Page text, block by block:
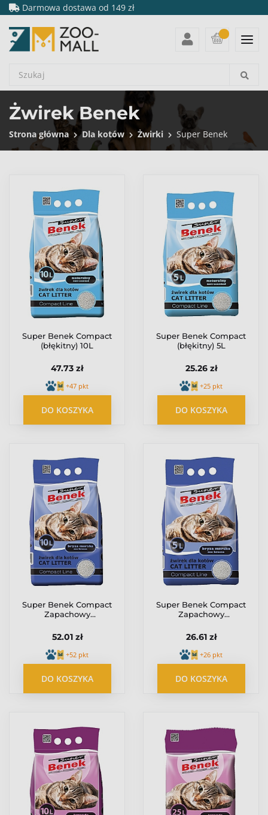
Darmowa dostawa od 149 zł
Żwirek Benek
Strona główna Dla kotów Żwirki Super Benek
Super Benek Compact
(błękitny) 10L
47.73 zł
+47 pkt
DO KOSZYKA
Super Benek Compact
(błękitny) 5L
25.26 zł
+25 pkt
DO KOSZYKA
Super Benek Compact
Zapachowy
52.01 zł
+52 pkt
DO KOSZYKA
Super Benek Compact
Zapachowy
26.61 zł
+26 pkt
DO KOSZYKA